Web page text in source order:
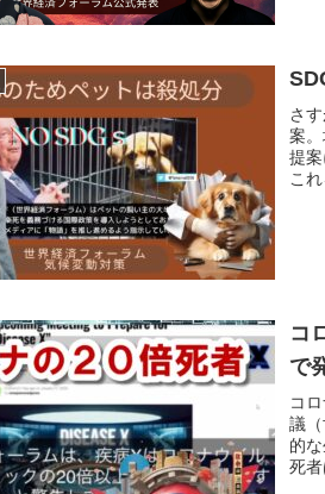
さ
案
提
こ
コ
で
コ
議
的
死